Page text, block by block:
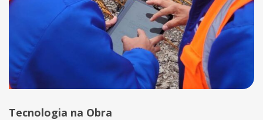
Tecnologia na Obra